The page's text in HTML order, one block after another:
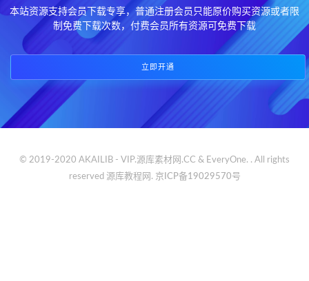
本站资源支持会员下载专享，普通注册会员只能原价购买资源或者限
制免费下载次数，付费会员所有资源可免费下载
立即开通
© 2019-2020 AKAILIB - VIP.源库素材网.CC & EveryOne. . All rights
reserved 源库教程网. 京ICP备19029570号